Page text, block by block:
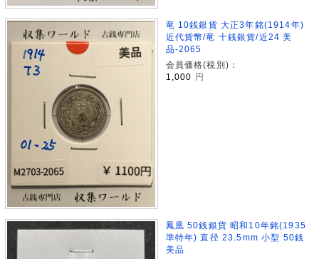
竜 10銭銀貨 大正3年銘(1914年)
近代貨幣/竜 十銭銀貨/近24 美
品-2065
会員価格(税別)：
1,000 円
鳳凰 50銭銀貨 昭和10年銘(1935
準特年) 直径 23.5mm 小型 50銭
美品